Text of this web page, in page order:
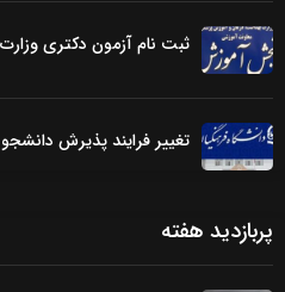
ثبت نام آزمون دکتری وزارت
تغییر فرایند پذیرش دانشجو
پربازدید هفته